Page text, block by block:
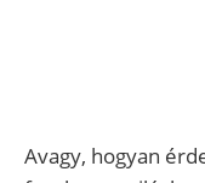
Avagy, hogyan